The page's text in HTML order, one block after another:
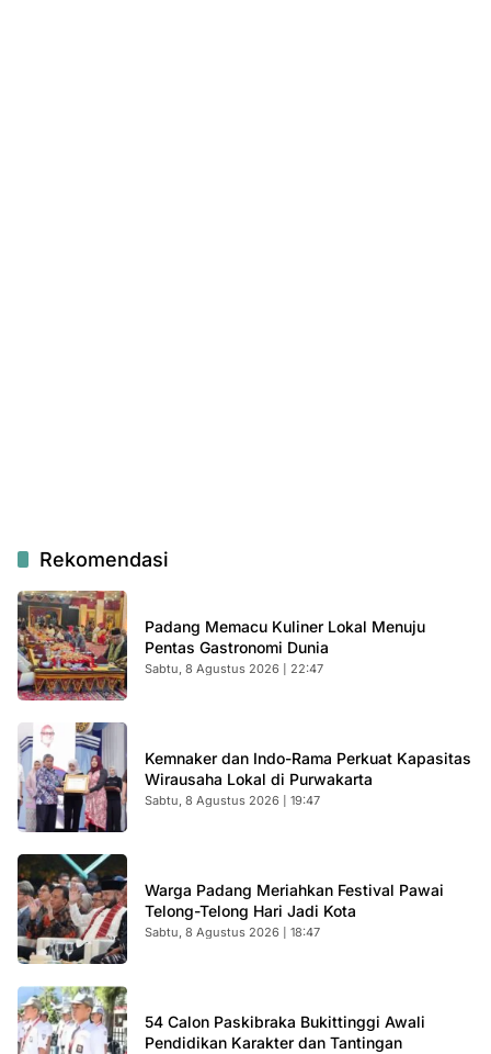
Rekomendasi
Padang Memacu Kuliner Lokal Menuju
Pentas Gastronomi Dunia
Sabtu, 8 Agustus 2026 | 22:47
Kemnaker dan Indo-Rama Perkuat Kapasitas
Wirausaha Lokal di Purwakarta
Sabtu, 8 Agustus 2026 | 19:47
Warga Padang Meriahkan Festival Pawai
Telong-Telong Hari Jadi Kota
Sabtu, 8 Agustus 2026 | 18:47
54 Calon Paskibraka Bukittinggi Awali
Pendidikan Karakter dan Tantingan